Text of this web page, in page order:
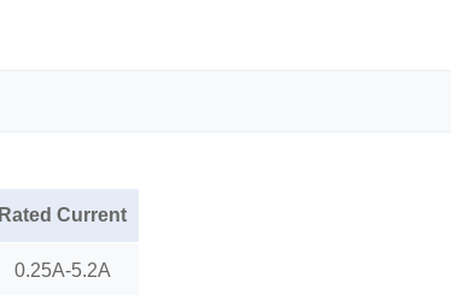
Rated Current
0.25A-5.2A